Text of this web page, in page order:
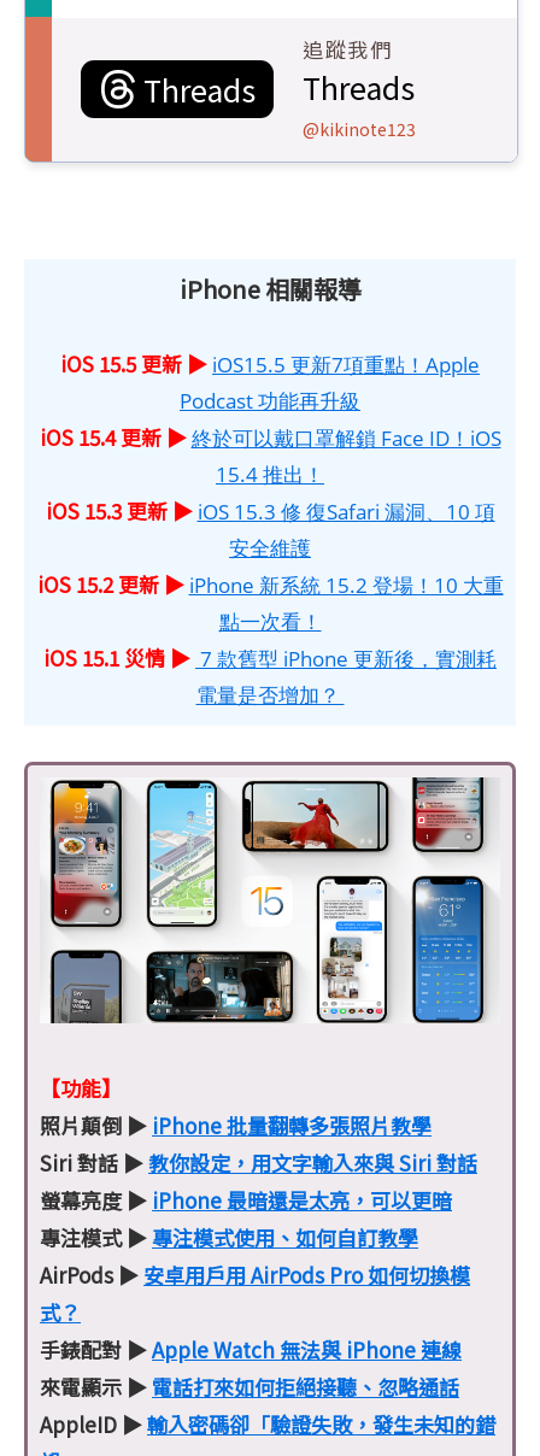
Threads
追蹤我們
Threads
@kikinote123
iPhone 相關報導
iOS 15.5 更新 ▶ iOS15.5 更新7項重點！Apple
Podcast 功能再升級
iOS 15.4 更新 ▶終於可以戴口罩解鎖 Face ID！iOS
15.4 推出！
iOS 15.3 更新 ▶ iOS 15.3 修 復Safari 漏洞、10 項
安全維護
iOS 15.2 更新 ▶ iPhone 新系統 15.2 登場！10 大重
點一次看！
iOS 15.1 災情 ▶ 7 款舊型 iPhone 更新後，實測耗
電量是否增加？
【功能】
照片顛倒 ▶ iPhone 批量翻轉多張照片教學
Siri 對話 ▶教你設定，用文字輸入來與 Siri 對話
螢幕亮度 ▶ iPhone 最暗還是太亮，可以更暗
專注模式 ▶專注模式使用、如何自訂教學
AirPods ▶ 安卓用戶用 AirPods Pro 如何切換模
式？
手錶配對 ▶Apple Watch 無法與 iPhone 連線
來電顯示 ▶ 電話打來如何拒絕接聽、忽略通話
AppleID ▶輸入密碼卻「驗證失敗，發生未知的錯